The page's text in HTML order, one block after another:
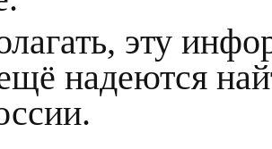
эту
надеются